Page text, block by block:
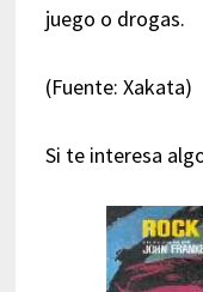
juego o drogas.
(Fuente: Xakata)
Si te interesa